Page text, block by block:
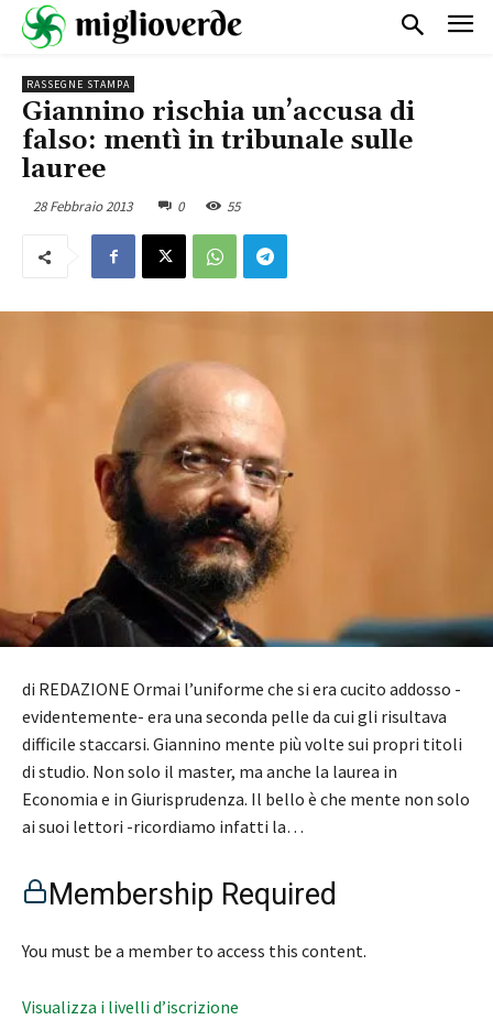
RASSEGNE STAMPA
Giannino rischia un’accusa di
falso: mentì in tribunale sulle
lauree
28 Febbraio 2013 0 55
di REDAZIONE Ormai l’uniforme che si era cucito addosso -
evidentemente- era una seconda pelle da cui gli risultava
difficile staccarsi. Giannino mente più volte sui propri titoli
di studio. Non solo il master, ma anche la laurea in
Economia e in Giurisprudenza. Il bello è che mente non solo
ai suoi lettori -ricordiamo infatti la…
Membership Required
You must be a member to access this content.
Visualizza i livelli d’iscrizione